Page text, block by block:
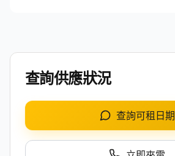
查詢供應狀況
查詢可租日期